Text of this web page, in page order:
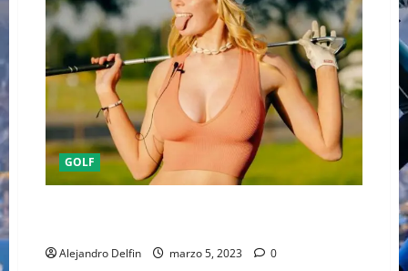
GRAYSON
MURRAY
TRAS
TENER
DELICADOS
PROBLEMAS
DE
SALUD
MENTAL
GOLF
Alejandro Delfin marzo 5, 2023 0